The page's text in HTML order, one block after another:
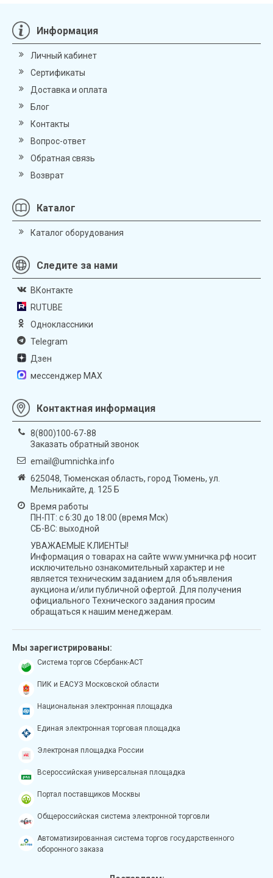
Информация
Личный кабинет
Сертификаты
Доставка и оплата
Блог
Контакты
Вопрос-ответ
Обратная связь
Возврат
Каталог
Каталог оборудования
Следите за нами
ВКонтакте
RUTUBE
Одноклассники
Telegram
Дзен
мессенджер MAX
Контактная информация
8(800)100-67-88
Заказать обратный звонок
email@umnichka.info
625048, Тюменская область, город Тюмень, ул.
Мельникайте, д. 125 Б
Время работы
ПН-ПТ: с 6:30 до 18:00 (время Мск)
СБ-ВС: выходной
УВАЖАЕМЫЕ КЛИЕНТЫ!
Информация о товарах на сайте www.умничка.рф носит
исключительно ознакомительный характер и не
является техническим заданием для объявления
аукциона и/или публичной офертой. Для получения
официального Технического задания просим
обращаться к нашим менеджерам.
Мы зарегистрированы:
Система торгов Сбербанк-АСТ
ПИК и ЕАСУЗ Московской области
Национальная электронная площадка
Единая электронная торговая площадка
Электроная площадка России
Всероссийская универсальная площадка
Портал поставщиков Москвы
Общероссийская система электронной торговли
Автоматизированная система торгов государственного
оборонного заказа